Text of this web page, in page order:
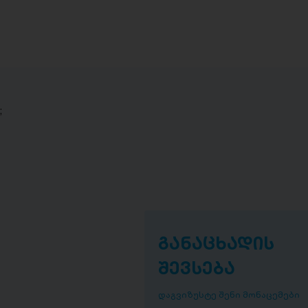
;
განაცხადის
შევსება
დაგვიზუსტე შენი მონაცემები